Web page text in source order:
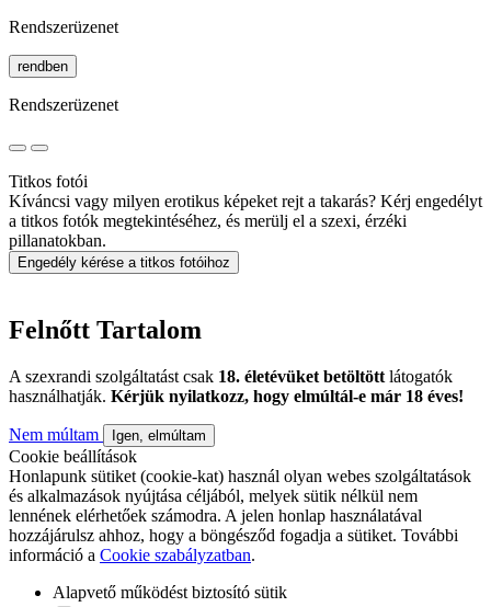
Rendszerüzenet
rendben
Rendszerüzenet
Titkos fotói
Kíváncsi vagy milyen erotikus képeket rejt a takarás? Kérj engedélyt
a titkos fotók megtekintéséhez, és merülj el a szexi, érzéki
pillanatokban.
Engedély kérése a titkos fotóihoz
Felnőtt Tartalom
A szexrandi szolgáltatást csak 18. életévüket betöltött látogatók
használhatják. Kérjük nyilatkozz, hogy elmúltál-e már 18 éves!
Nem múltam Igen, elmúltam
Cookie beállítások
Honlapunk sütiket (cookie-kat) használ olyan webes szolgáltatások
és alkalmazások nyújtása céljából, melyek sütik nélkül nem
lennének elérhetőek számodra. A jelen honlap használatával
hozzájárulsz ahhoz, hogy a böngésződ fogadja a sütiket. További
információ a Cookie szabályzatban.
Alapvető működést biztosító sütik